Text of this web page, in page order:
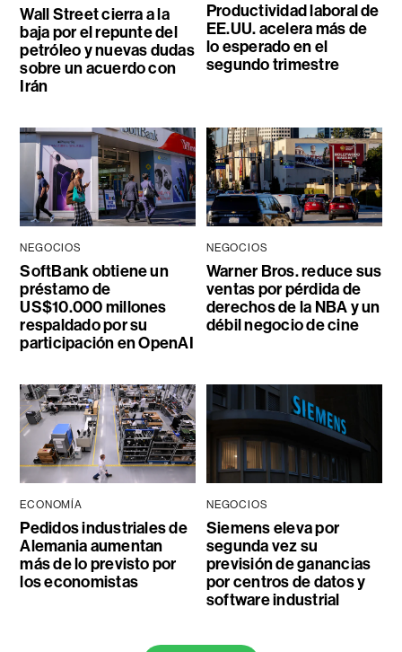
Wall Street cierra a la
baja por el repunte del
petróleo y nuevas dudas
sobre un acuerdo con
Irán
Productividad laboral de
EE.UU. acelera más de
lo esperado en el
segundo trimestre
NEGOCIOS
SoftBank obtiene un
préstamo de
US$10.000 millones
respaldado por su
participación en OpenAI
NEGOCIOS
Warner Bros. reduce sus
ventas por pérdida de
derechos de la NBA y un
débil negocio de cine
ECONOMÍA
Pedidos industriales de
Alemania aumentan
más de lo previsto por
los economistas
NEGOCIOS
Siemens eleva por
segunda vez su
previsión de ganancias
por centros de datos y
software industrial